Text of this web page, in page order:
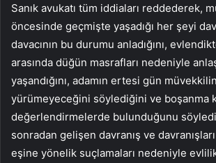
Sanık avukatı tüm iddiaları reddederek,
öncesinde geçmişte yaşadığı her şeyi
davacının bu durumu anladığını,
arasında düğün masrafları nedeniyle
yaşandığını, adamın ertesi gün
yürümeyeceğini söylediğini ve boşanma
değerlendirmelerde bulunduğunu söyledi.
sonradan gelişen davranış ve
eşine yönelik suçlamaları nedeniyle